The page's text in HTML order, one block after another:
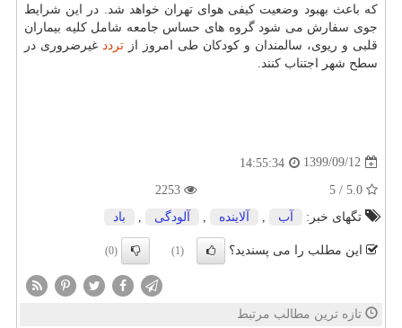
که باعث بهبود وضعیت کیفی هوای تهران خواهد شد. در این شرایط
جوی سفارش می شود گروه های حساس جامعه شامل کلیه بیماران
قلبی و ریوی، سالمندان و کودکان طی امروز از تردد غیرضروری در
سطح شهر اجتناب کنند.
1399/09/12
14:55:34
تگهای خبر:
آب , آلاینده , آلودگی , باد
این مطلب را می پسندید؟ (1)
(0)
تازه ترین مطالب مرتبط